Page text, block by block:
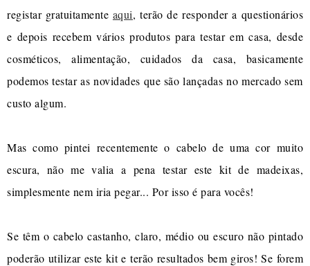
registar gratuitamente aqui, terão de responder a questionários
e depois recebem vários produtos para testar em casa, desde
cosméticos, alimentação, cuidados da casa, basicamente
podemos testar as novidades que são lançadas no mercado sem
custo algum.
Mas como pintei recentemente o cabelo de uma cor muito
escura, não me valia a pena testar este kit de madeixas,
simplesmente nem iria pegar... Por isso é para vocês!
Se têm o cabelo castanho, claro, médio ou escuro não pintado
poderão utilizar este kit e terão resultados bem giros! Se forem